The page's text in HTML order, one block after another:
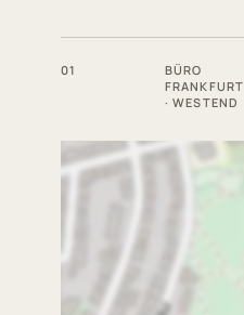
01
BÜRO
FRANKFURT
· WESTEND